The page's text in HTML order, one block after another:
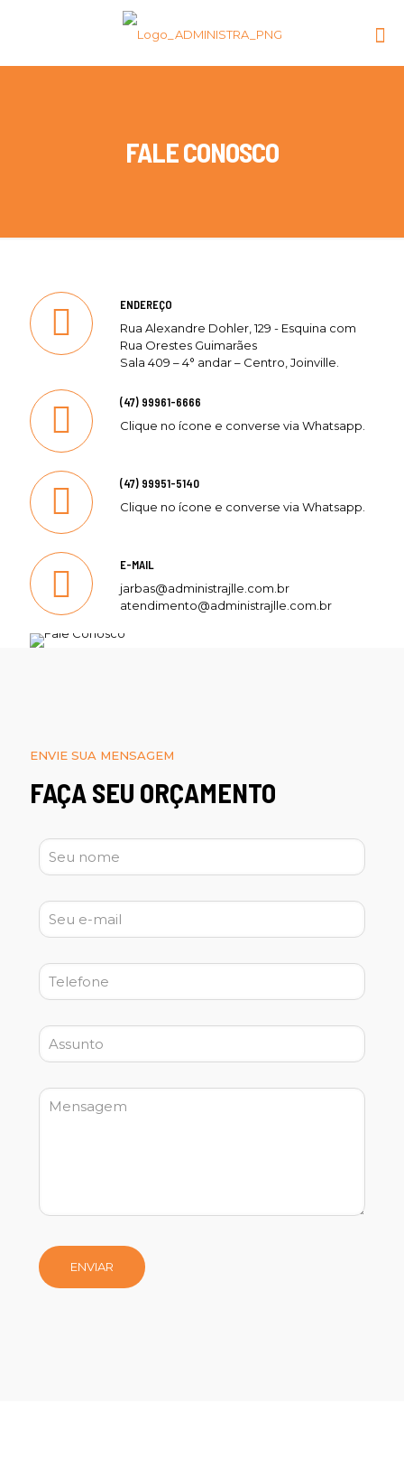
FALE CONOSCO
ENDEREÇO
Rua Alexandre Dohler, 129 - Esquina com
Rua Orestes Guimarães
Sala 409 – 4° andar – Centro, Joinville.
(47) 99961-6666
Clique no ícone e converse via Whatsapp.
(47) 99951-5140
Clique no ícone e converse via Whatsapp.
E-MAIL
jarbas@administrajlle.com.br
atendimento@administrajlle.com.br
ENVIE SUA MENSAGEM
FAÇA SEU ORÇAMENTO